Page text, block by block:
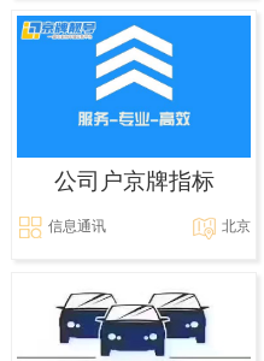
公司户京牌指标
信息通讯 北京